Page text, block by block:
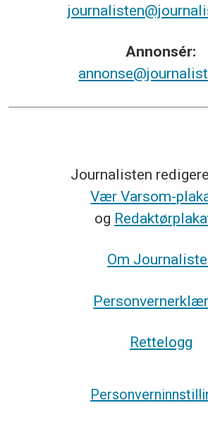
Annonsér:
Journalisten
Vær Varsom-
og
Om
Rettelogg